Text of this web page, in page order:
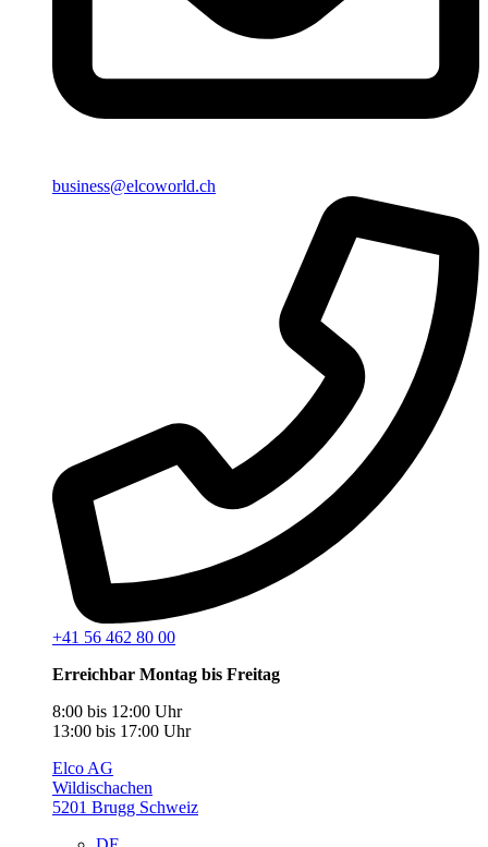
business@elcoworld.ch
+41 56 462 80 00
Erreichbar Montag bis Freitag
8:00 bis 12:00 Uhr
13:00 bis 17:00 Uhr
Elco AG
Wildischachen
5201 Brugg Schweiz